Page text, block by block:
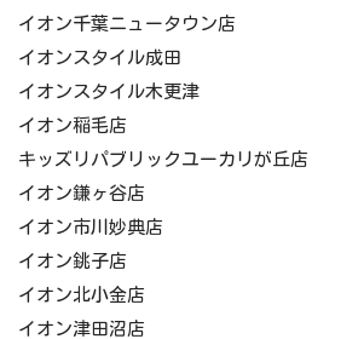
イオン千葉ニュータウン店
イオンスタイル成田
イオンスタイル木更津
イオン稲毛店
キッズリパブリックユーカリが丘店
イオン鎌ヶ谷店
イオン市川妙典店
イオン銚子店
イオン北小金店
イオン津田沼店